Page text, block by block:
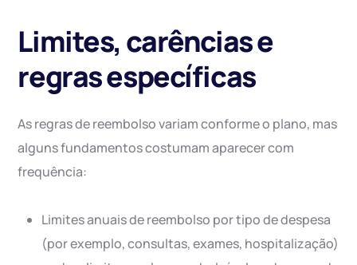
Limites, carências e
regras específicas
As regras de reembolso variam conforme o plano, mas
alguns fundamentos costumam aparecer com
frequência:
Limites anuais de reembolso por tipo de despesa
(por exemplo, consultas, exames, hospitalização)